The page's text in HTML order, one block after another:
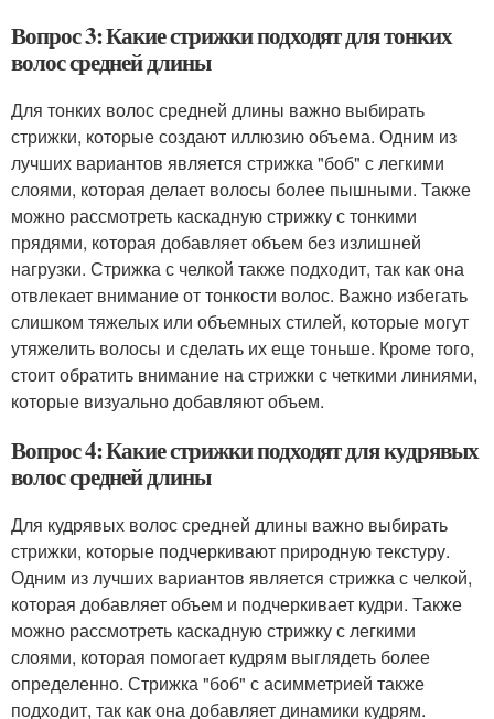
Вопрос 3: Какие стрижки подходят для тонких
волос средней длины
Для тонких волос средней длины важно выбирать
стрижки, которые создают иллюзию объема. Одним из
лучших вариантов является стрижка "боб" с легкими
слоями, которая делает волосы более пышными. Также
можно рассмотреть каскадную стрижку с тонкими
прядями, которая добавляет объем без излишней
нагрузки. Стрижка с челкой также подходит, так как она
отвлекает внимание от тонкости волос. Важно избегать
слишком тяжелых или объемных стилей, которые могут
утяжелить волосы и сделать их еще тоньше. Кроме того,
стоит обратить внимание на стрижки с четкими линиями,
которые визуально добавляют объем.
Вопрос 4: Какие стрижки подходят для кудрявых
волос средней длины
Для кудрявых волос средней длины важно выбирать
стрижки, которые подчеркивают природную текстуру.
Одним из лучших вариантов является стрижка с челкой,
которая добавляет объем и подчеркивает кудри. Также
можно рассмотреть каскадную стрижку с легкими
слоями, которая помогает кудрям выглядеть более
определенно. Стрижка "боб" с асимметрией также
подходит, так как она добавляет динамики кудрям.